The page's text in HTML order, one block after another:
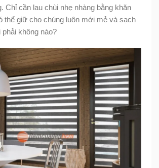
Chỉ cần lau chùi nhẹ nhàng bằng khăn
thể giữ cho chúng luôn mới mẻ và sạch
không nào?